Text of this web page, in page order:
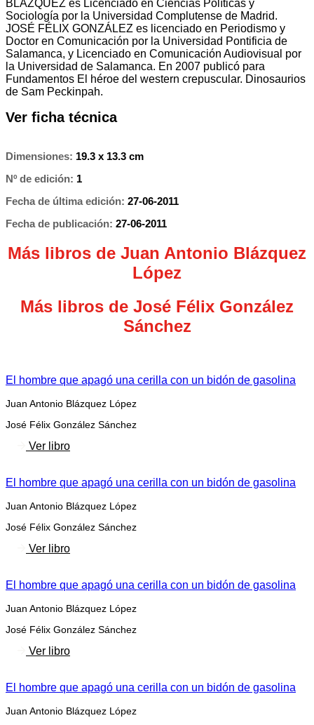
BLÁZQUEZ es Licenciado en Ciencias Políticas y
Sociología por la Universidad Complutense de Madrid.
JOSÉ FÉLIX GONZÁLEZ es licenciado en Periodismo y
Doctor en Comunicación por la Universidad Pontificia de
Salamanca, y Licenciado en Comunicación Audiovisual por
la Universidad de Salamanca. En 2007 publicó para
Fundamentos El héroe del western crepuscular. Dinosaurios
de Sam Peckinpah.
Ver ficha técnica
Dimensiones: 19.3 x 13.3 cm
Nº de edición: 1
Fecha de última edición: 27-06-2011
Fecha de publicación: 27-06-2011
Más libros de Juan Antonio Blázquez
López
Más libros de José Félix González
Sánchez
El hombre que apagó una cerilla con un bidón de gasolina
Juan Antonio Blázquez López
José Félix González Sánchez
Ver libro
El hombre que apagó una cerilla con un bidón de gasolina
Juan Antonio Blázquez López
José Félix González Sánchez
Ver libro
El hombre que apagó una cerilla con un bidón de gasolina
Juan Antonio Blázquez López
José Félix González Sánchez
Ver libro
El hombre que apagó una cerilla con un bidón de gasolina
Juan Antonio Blázquez López